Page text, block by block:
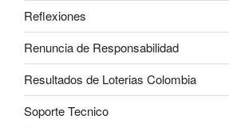
Reflexiones
Renuncia de Responsabilidad
Resultados de Loterias Colombia
Soporte Tecnico